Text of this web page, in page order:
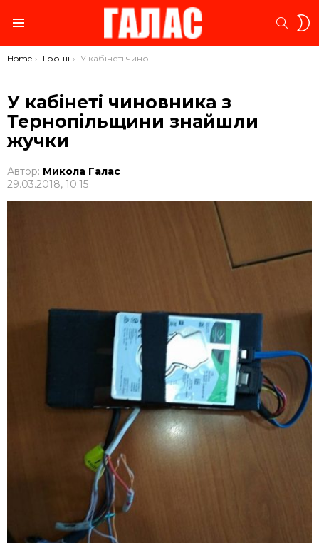
You are here:
Home Гроші У кабінеті чиновника з Тернопільщини знайшли жучки
У кабінеті чиновника з
Тернопільщини знайшли
жучки
Автор: Микола Галас
29.03.2018, 10:15